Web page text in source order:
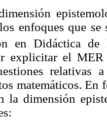
enfoques que
en Didáctica de
explicitar el
matemáticos. En
la dimensión